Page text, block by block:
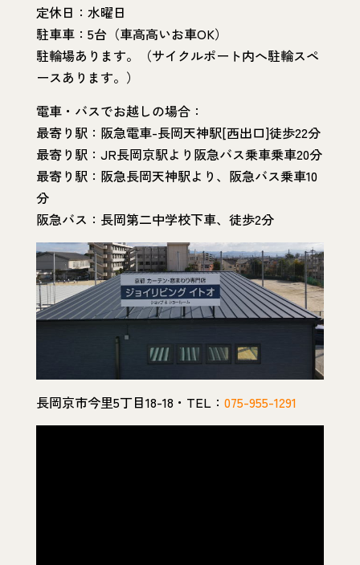
定休日：水曜日
駐車車：5台（車高高いお車OK）
駐輪場あります。（サイクルポート内へ駐輪スペ
ースあります。）
電車・バスでお越しの場合：
最寄り駅：阪急電車-長岡天神駅[西出口]徒歩22分
最寄り駅：JR長岡京駅より阪急バス乗車乗車20分
最寄り駅：阪急長岡天神駅より、阪急バス乗車10
分
阪急バス：長岡第二中学校下車、徒歩2分
長岡京市今里5丁目18-18・TEL： 075-955-1291